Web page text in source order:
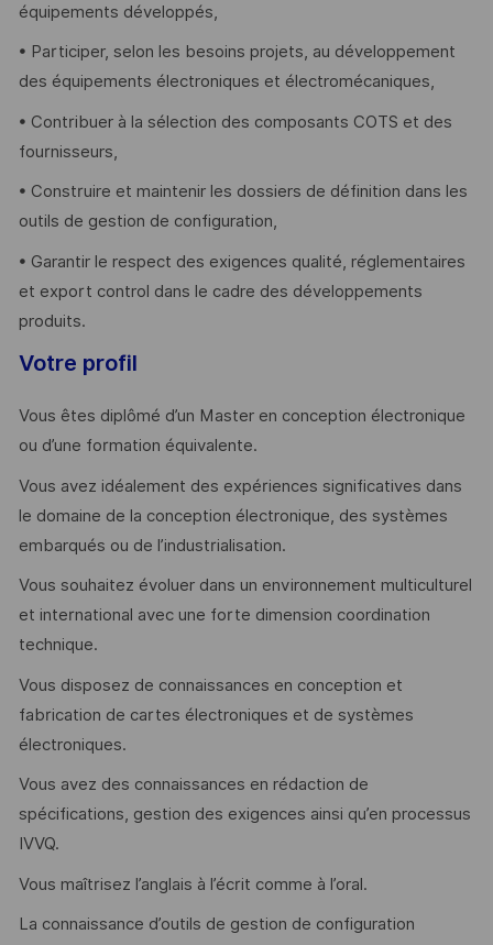
équipements développés,
• Participer, selon les besoins projets, au développement
des équipements électroniques et électromécaniques,
• Contribuer à la sélection des composants COTS et des
fournisseurs,
• Construire et maintenir les dossiers de définition dans les
outils de gestion de configuration,
• Garantir le respect des exigences qualité, réglementaires
et export control dans le cadre des développements
produits.
Votre profil
Vous êtes diplômé d’un Master en conception électronique
ou d’une formation équivalente.
Vous avez idéalement des expériences significatives dans
le domaine de la conception électronique, des systèmes
embarqués ou de l’industrialisation.
Vous souhaitez évoluer dans un environnement multiculturel
et international avec une forte dimension coordination
technique.
Vous disposez de connaissances en conception et
fabrication de cartes électroniques et de systèmes
électroniques.
Vous avez des connaissances en rédaction de
spécifications, gestion des exigences ainsi qu’en processus
IVVQ.
Vous maîtrisez l’anglais à l’écrit comme à l’oral.
La connaissance d’outils de gestion de configuration